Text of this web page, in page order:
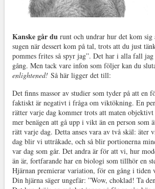
Kanske går durunt och undrar hur det kom sig
sugen när dessert kom på tal, trots att du just
pommes frites så spyr jag”. Det har i alla fall
gång. Men tack vare infon som följer kan du
enlightened! Så här ligger det till:
Det finns massor av studier som tyder på att en
faktiskt är negativt i fråga om viktökning. En
rätter varje dag kommer trots att maten
mer benägen att gå upp i vikt än en person som
rätt varje dag. Detta anses vara av två skäl: äter
dag blir vi uttråkade, och så blir portionerna
var dag som går. Det andra är för att vi, hur
än är, fortfarande har en biologi som tillhör en
Hjärnan premierar variation, för en gång i tiden
Din hjärna säger ungefär: ”Wow, choklad! Ta